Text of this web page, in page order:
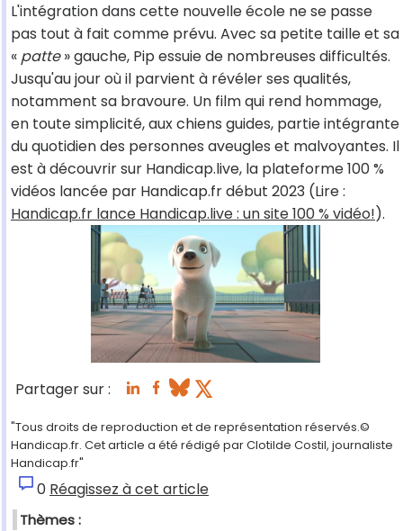
L'intégration dans cette nouvelle école ne se passe
pas tout à fait comme prévu. Avec sa petite taille et sa
« patte» gauche, Pip essuie de nombreuses difficultés.
Jusqu'au jour où il parvient à révéler ses qualités,
notamment sa bravoure. Un film qui rend hommage,
en toute simplicité, aux chiens guides, partie intégrante
du quotidien des personnes aveugles et malvoyantes. Il
est à découvrir sur Handicap.live, la plateforme 100 %
vidéos lancée par Handicap.fr début 2023 (Lire :
Handicap.fr lance Handicap.live : un site 100 % vidéo!).
Partager sur :
"Tous droits de reproduction et de représentation réservés.©
Handicap.fr. Cet article a été rédigé par Clotilde Costil, journaliste
Handicap.fr"
0 Réagissez à cet article
Thèmes :